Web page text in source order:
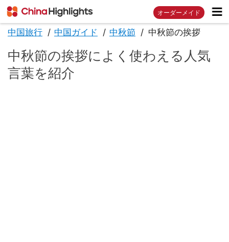
オーダーメイド
中国旅行 中国ガイド 中秋節 中秋節の挨拶
中秋節の挨拶によく使わえる人気
言葉を紹介